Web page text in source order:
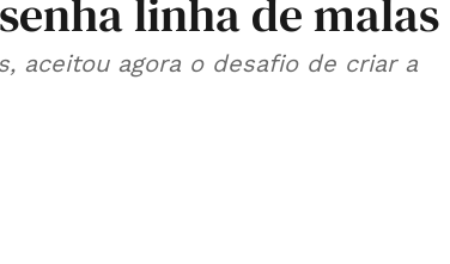
linha de malas
aceitou agora o desafio de criar a